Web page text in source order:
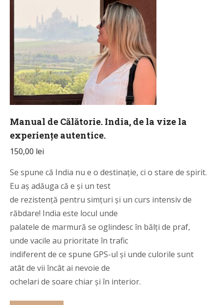
Manual de Călătorie. India, de la vize la
experiențe autentice.
150,00 lei
Se spune că India nu e o destinație, ci o stare de spirit.
Eu aș adăuga că e și un test
de rezistență pentru simțuri și un curs intensiv de
răbdare! India este locul unde
palatele de marmură se oglindesc în bălți de praf,
unde vacile au prioritate în trafic
indiferent de ce spune GPS-ul și unde culorile sunt
atât de vii încât ai nevoie de
ochelari de soare chiar și în interior.